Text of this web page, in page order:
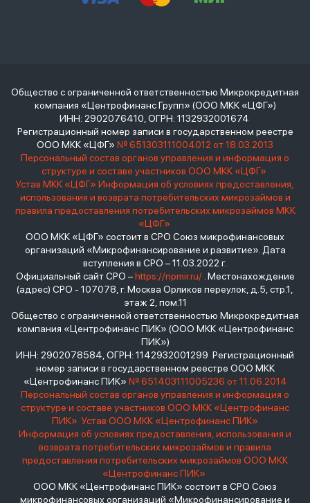
Общество с ограниченной ответственностью Микрокредитная
компания «Центрофинанс Групп» (ООО МКК «ЦФГ»)
ИНН: 2902076410, ОГРН: 1132932001674
Регистрационный номер записи в государственном реестре
ООО МКК «ЦФГ» № 651303111004012 от 18.03.2013
Персональный состав органов управления и информация о
структуре и составе участников ООО МКК «ЦФГ»
Устав МКК «ЦФГ» Информация об условиях предоставления,
использования и возврата потребительских микрозаймов и
правила предоставления потребительских микрозаймов МКК
«ЦФГ»
ООО МКК «ЦФГ» состоит в СРО Союз микрофинансовых
организаций «Микрофинансирование и развитие». Дата
вступления в СРО – 11.03.2022 г.
Официальный сайт СРО –https://npmir.ru/. Местонахождение
(адрес) СРО - 107078, г. Москва Орликов переулок, д.5, стр.1,
этаж 2, пом.11
Общество с ограниченной ответственностью Микрокредитная
компания «Центрофинанс ПИК» (ООО МКК «Центрофинанс
ПИК»)
ИНН: 2902078584, ОГРН: 1142932001299 Регистрационный
номер записи в государственном реестре ООО МКК
«Центрофинанс ПИК» № 651403111005236 от 11.06.2014
Персональный состав органов управления и информация о
структуре и составе участников ООО МКК «Центрофинанс
ПИК» Устав ООО МКК «Центрофинанс ПИК»
Информация об условиях предоставления, использования и
возврата потребительских микрозаймов и правила
предоставления потребительских микрозаймов ООО МКК
«Центрофинанс ПИК»
ООО МКК «Центрофинанс ПИК» состоит в СРО Союз
микрофинансовых организаций «Микрофинансирование и